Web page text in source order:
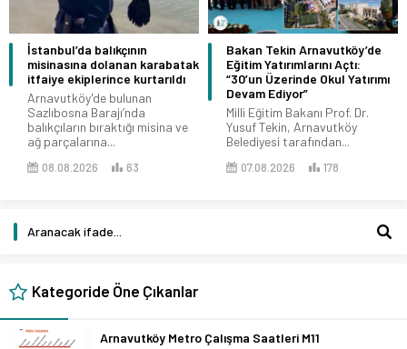
İstanbul’da balıkçının
misinasına dolanan karabatak
itfaiye ekiplerince kurtarıldı
Arnavutköy'de bulunan
Sazlıbosna Barajı’nda
balıkçıların bıraktığı misina ve
ağ parçalarına...
08.08.2026 63
Bakan Tekin Arnavutköy’de
Eğitim Yatırımlarını Açtı:
“30’un Üzerinde Okul Yatırımı
Devam Ediyor”
Milli Eğitim Bakanı Prof. Dr.
Yusuf Tekin, Arnavutköy
Belediyesi tarafından...
07.08.2026 178
Kategoride Öne Çıkanlar
Arnavutköy Metro Çalışma Saatleri M11